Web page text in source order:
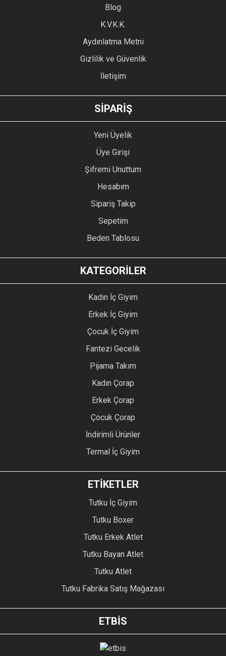
Blog
K.V.K.K.
Aydınlatma Metni
Gizlilik ve Güvenlik
İletişim
SİPARİŞ
Yeni Üyelik
Üye Girişi
Şifremi Unuttum
Hesabım
Sipariş Takip
Sepetim
Beden Tablosu
KATEGORİLER
Kadın İç Giyim
Erkek İç Giyim
Çocuk İç Giyim
Fantezi Gecelik
Pijama Takım
Kadın Çorap
Erkek Çorap
Çocuk Çorap
İndirimli Ürünler
Termal İç Giyim
ETİKETLER
Tutku İç Giyim
Tutku Boxer
Tutku Erkek Atlet
Tutku Bayan Atlet
Tutku Atlet
Tutku Fabrika Satış Mağazası
ETBİS